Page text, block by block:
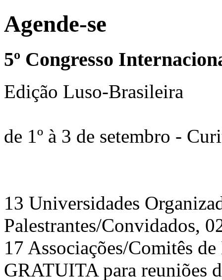
Agende-se
5º Congresso
Edição Luso-Brasileira
de 1º à 3 de setembro -
13 Universidades
Palestrantes/Convidados,
17 Associações/Comitês
GRATUITA para reuniões